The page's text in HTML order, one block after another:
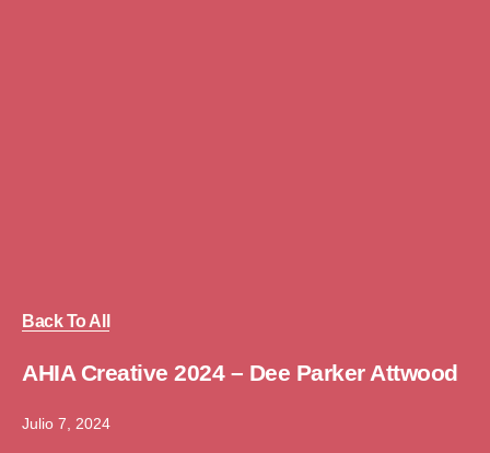
Back To All
AHIA Creative 2024 – Dee Parker Attwood
Julio 7, 2024